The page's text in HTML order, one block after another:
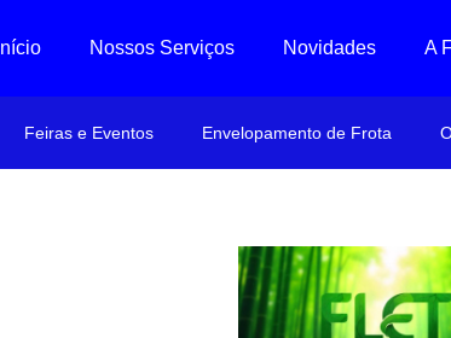
Início Nossos Serviços Novidades A
Feiras e Eventos Envelopamento de Frota